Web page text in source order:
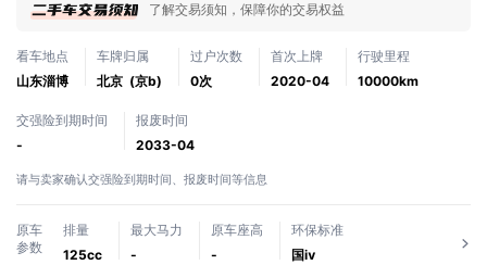
了解交易须知，保障你的交易权益
看车地点
山东淄博
车牌归属
北京 (京b)
过户次数
0次
首次上牌
2020-04
行驶里程
10000km
交强险到期时间
-
报废时间
2033-04
请与卖家确认交强险到期时间、报废时间等信息
原车
参数
排量
125cc
最大马力
-
原车座高
-
环保标准
国ⅳ